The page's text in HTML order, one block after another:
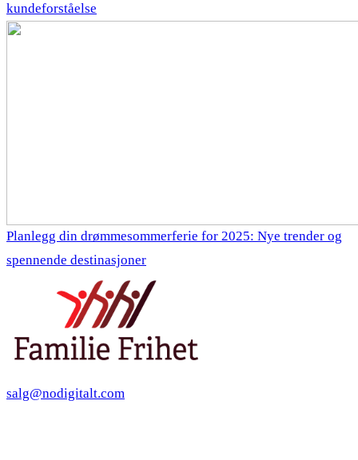
kundeforståelse
Planlegg din drømmesommerferie for 2025: Nye trender og
spennende destinasjoner
salg@nodigitalt.com